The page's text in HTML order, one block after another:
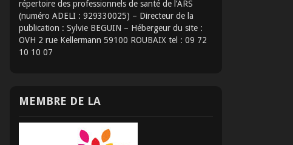
répertoire des professionnels de santé de l’ARS
(numéro ADELI : 929330025) – Directeur de la
publication : Sylvie BEGUIN – Hébergeur du site :
OVH 2 rue Kellermann 59100 ROUBAIX tel : 09 72
10 10 07
MEMBRE DE LA